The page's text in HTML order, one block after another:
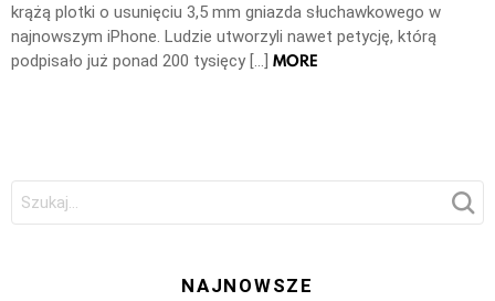
krążą plotki o usunięciu 3,5 mm gniazda słuchawkowego w
najnowszym iPhone. Ludzie utworzyli nawet petycję, którą
podpisało już ponad 200 tysięcy […] MORE
Szukaj:
NAJNOWSZE